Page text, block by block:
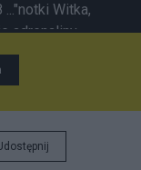
Witka,
adrenaliny -
o
wydarzeń
Pamięci z
Historia w